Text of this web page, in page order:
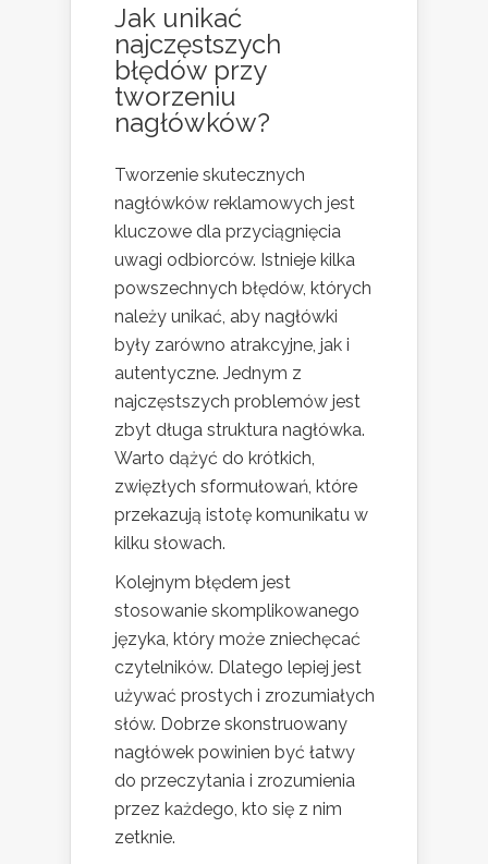
Jak unikać
najczęstszych
błędów przy
tworzeniu
nagłówków?
Tworzenie skutecznych
nagłówków reklamowych jest
kluczowe dla przyciągnięcia
uwagi odbiorców. Istnieje kilka
powszechnych błędów, których
należy unikać, aby nagłówki
były zarówno atrakcyjne, jak i
autentyczne. Jednym z
najczęstszych problemów jest
zbyt długa struktura nagłówka.
Warto dążyć do krótkich,
zwięzłych sformułowań, które
przekazują istotę komunikatu w
kilku słowach.
Kolejnym błędem jest
stosowanie skomplikowanego
języka, który może zniechęcać
czytelników. Dlatego lepiej jest
używać prostych i zrozumiałych
słów. Dobrze skonstruowany
nagłówek powinien być łatwy
do przeczytania i zrozumienia
przez każdego, kto się z nim
zetknie.